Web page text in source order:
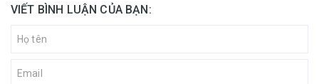
VIẾT BÌNH LUẬN CỦA BẠN: